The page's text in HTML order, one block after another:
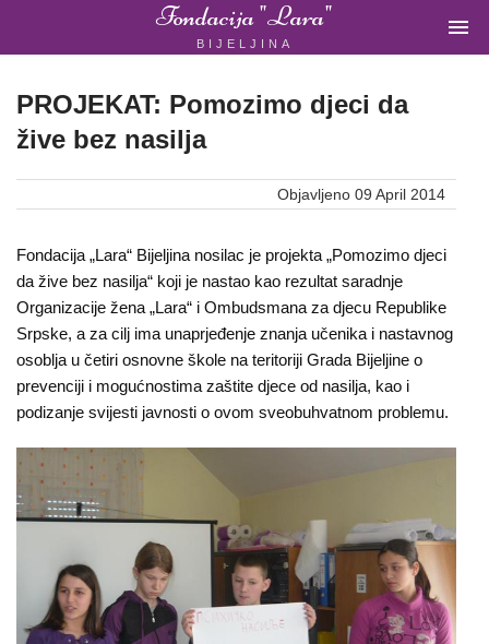
Fondacija "Lara"
BIJELJINA

ORGANIZACIJA
BIH
Fondacija
"Lara"
Bijeljina
nama
Aktuelnosti
Mir
PROJEKAT: Pomozimo djeci da
žive bez nasilja
Objavljeno 09 April 2014
Fondacija „Lara“ Bijeljina nosilac je projekta „Pomozimo djeci
da žive bez nasilja“ koji je nastao kao rezultat saradnje
Organizacije žena „Lara“ i Ombudsmana za djecu Republike
Srpske, a za cilj ima unaprjeđenje znanja učenika i nastavnog
osoblja u četiri osnovne škole na teritoriji Grada Bijeljine o
prevenciji i mogućnostima zaštite djece od nasilja, kao i
podizanje svijesti javnosti o ovom sveobuhvatnom problemu.